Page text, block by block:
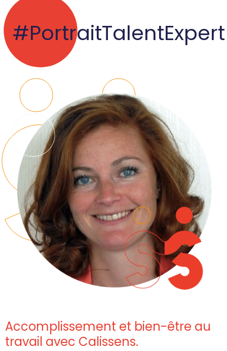
#PortraitTalentExpert
Accomplissement et bien-être au
travail avec Calissens.